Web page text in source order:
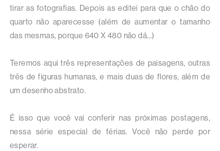
tirar as fotografias. Depois as editei para que o chão do
quarto não aparecesse (além de aumentar o tamanho
das mesmas, porque 640 X 480 não dá…)
Teremos aqui três representações de paisagens, outras
três de figuras humanas, e mais duas de flores, além de
um desenho abstrato.
É isso que você vai conferir nas próximas postagens,
nessa série especial de férias. Você não perde por
esperar.